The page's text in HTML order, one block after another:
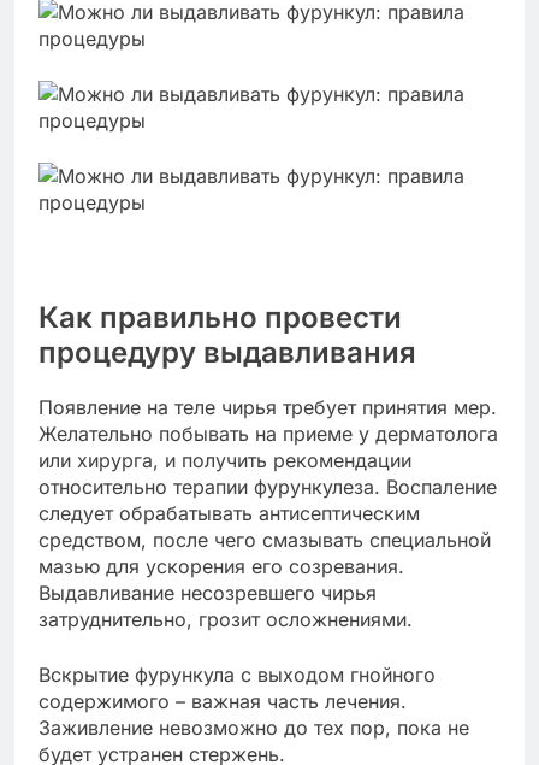
Как правильно провести
процедуру выдавливания
Появление на теле чирья требует принятия мер.
Желательно побывать на приеме у дерматолога
или хирурга, и получить рекомендации
относительно терапии фурункулеза. Воспаление
следует обрабатывать антисептическим
средством, после чего смазывать специальной
мазью для ускорения его созревания.
Выдавливание несозревшего чирья
затруднительно, грозит осложнениями.
Вскрытие фурункула с выходом гнойного
содержимого – важная часть лечения.
Заживление невозможно до тех пор, пока не
будет устранен стержень.